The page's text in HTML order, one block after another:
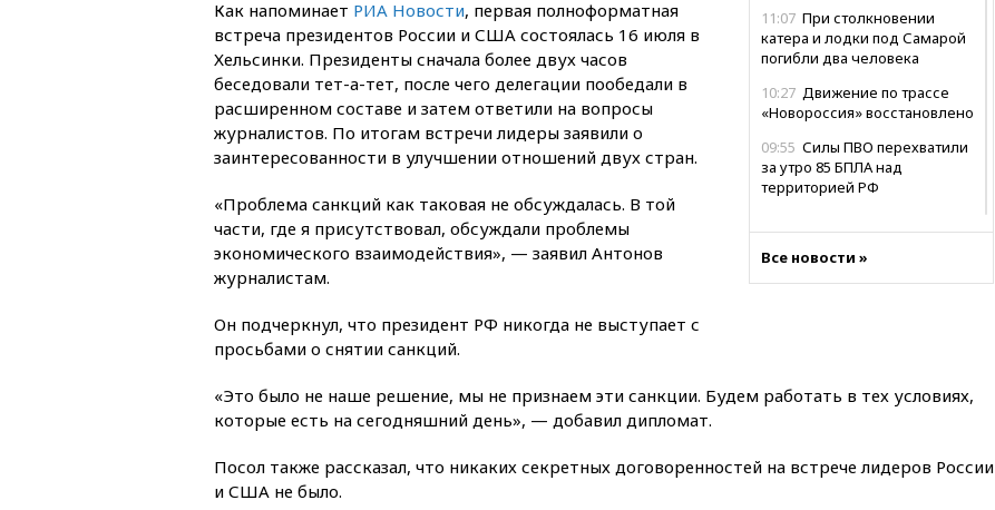
11:07 При столкновении
катера и лодки под Самарой
погибли два человека
10:27 Движение по трассе
«Новороссия» восстановлено
09:55 Силы ПВО перехватили
за утро 85 БПЛА над
территорией РФ
обломков дрона
400 БПЛА над российскими
регионами
белорусов покупать избы в
Все новости »
Как напоминает РИА Новости, первая полноформатная
встреча президентов России и США состоялась 16 июля в
Хельсинки. Президенты сначала более двух часов
беседовали тет-а-тет, после чего делегации пообедали в
расширенном составе и затем ответили на вопросы
журналистов. По итогам встречи лидеры заявили о
заинтересованности в улучшении отношений двух стран.
«Проблема санкций как таковая не обсуждалась. В той
части, где я присутствовал, обсуждали проблемы
экономического взаимодействия», — заявил Антонов
журналистам.
Он подчеркнул, что президент РФ никогда не выступает с
просьбами о снятии санкций.
«Это было не наше решение, мы не признаем эти санкции. Будем работать в тех условиях,
которые есть на сегодняшний день», — добавил дипломат.
Посол также рассказал, что никаких секретных договоренностей на встрече лидеров России
и США не было.